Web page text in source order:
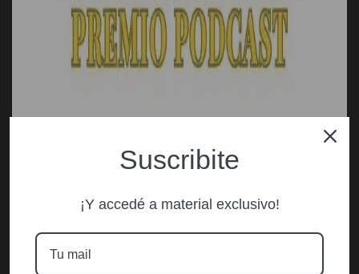
Suscribite
¡Y accedé a material exclusivo!